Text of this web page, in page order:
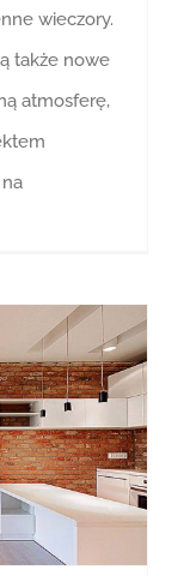
wieczory.
także nowe
atmosferę,